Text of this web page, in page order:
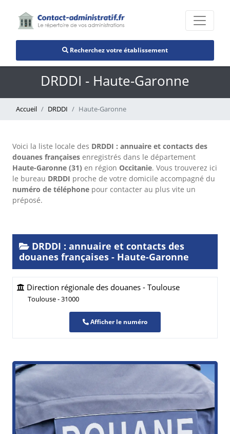
Recherchez votre établissement
DRDDI - Haute-Garonne
Accueil DRDDI Haute-Garonne
Voici la liste locale des DRDDI : annuaire et contacts des
douanes françaises enregistrés dans le département
Haute-Garonne (31) en région Occitanie. Vous trouverez ici
le bureau DRDDI proche de votre domicile accompagné du
numéro de téléphone pour contacter au plus vite un
préposé.
DRDDI : annuaire et contacts des
douanes françaises - Haute-Garonne
Direction régionale des douanes - Toulouse
Toulouse - 31000
Afficher le numéro